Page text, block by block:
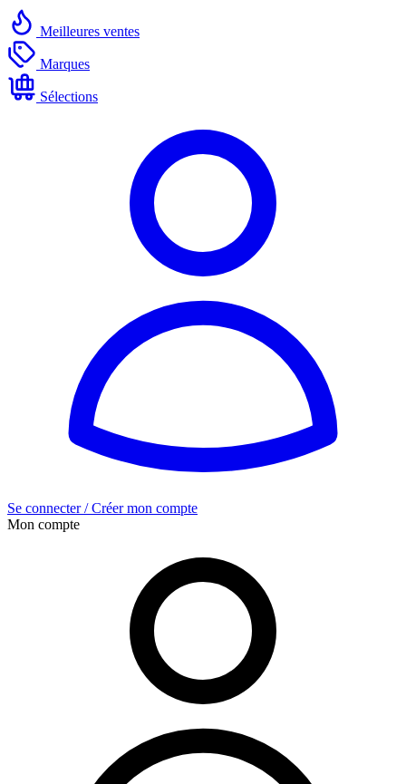
Meilleures ventes
Marques
Sélections
Se connecter / Créer mon compte
Mon compte